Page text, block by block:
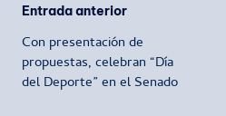
Navegación
de
entradas
Entrada anterior
Con presentación de
propuestas, celebran “Día
del Deporte” en el Senado